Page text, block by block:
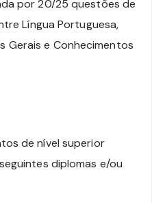
por 20/25 questões de
Língua Portuguesa,
Gerais e Conhecimentos
de nível superior
diplomas e/ou